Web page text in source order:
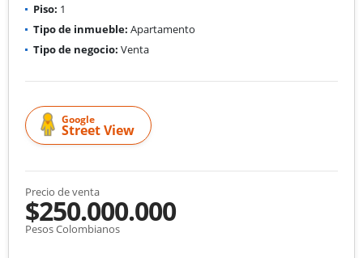
Piso: 1
Tipo de inmueble: Apartamento
Tipo de negocio: Venta
Google
Street View
Precio de venta
$250.000.000
Pesos Colombianos